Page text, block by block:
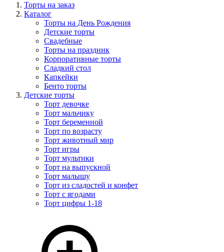
Торты на заказ
Каталог
Торты на День Рождения
Детские торты
Свадебные
Торты на праздник
Корпоративные торты
Сладкий стол
Капкейки
Бенто торты
Детские торты
Торт девочке
Торт мальчику
Торт беременной
Торт по возрасту
Торт животный мир
Торт игры
Торт мультики
Торт на выпускной
Торт малышу
Торт из сладостей и конфет
Торт с ягодами
Торт цифры 1-18